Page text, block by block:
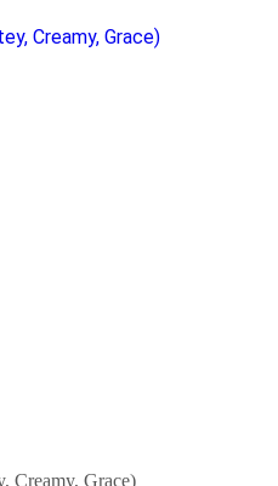
Creamy, Grace)